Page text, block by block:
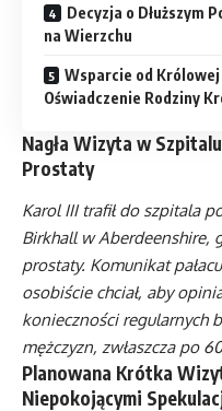
Decyzja o Dłuższym
na Wierzchu
Wsparcie od
Oświadczenie Rodziny
Nagła Wizyta w
Prostaty
Karol III trafił do szpitala
Birkhall w Aberdeenshire,
prostaty. Komunikat
osobiście chciał, aby
konieczności regularnych
mężczyzn, zwłaszcza po
Planowana Krótka
Niepokojącymi